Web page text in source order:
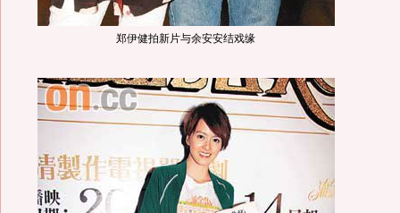
郑伊健拍新片与余安安结戏缘